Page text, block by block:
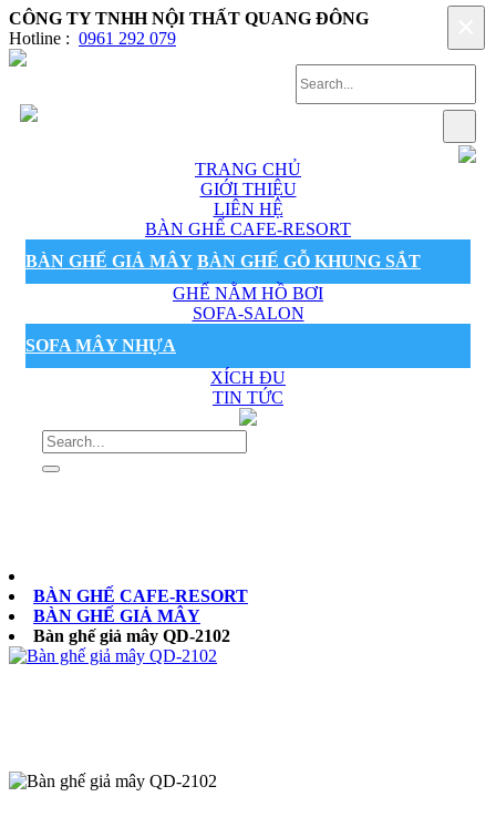
CÔNG TY TNHH NỘI THẤT QUANG ĐÔNG
Hotline : 0961 292 079
TRANG CHỦ
GIỚI THIỆU
LIÊN HỆ
BÀN GHẾ CAFE-RESORT
BÀN GHẾ GIẢ MÂY BÀN GHẾ GỖ KHUNG SẮT
GHẾ NẰM HỒ BƠI
SOFA-SALON
SOFA MÂY NHỰA
XÍCH ĐU
TIN TỨC
BÀN GHẾ CAFE-RESORT
BÀN GHẾ GIẢ MÂY
Bàn ghế giả mây QD-2102